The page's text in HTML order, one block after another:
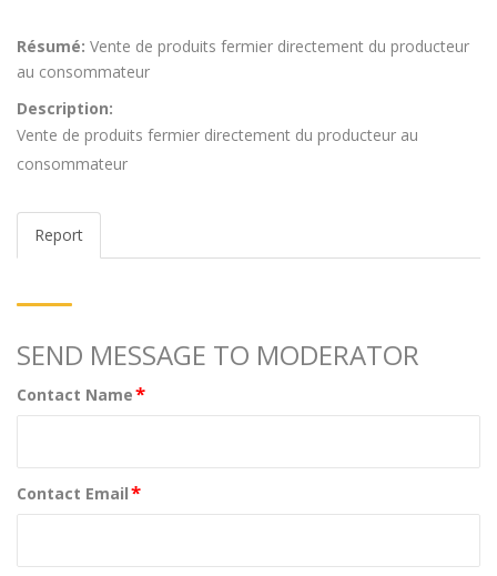
Résumé: Vente de produits fermier directement du producteur
au consommateur
Description:
Vente de produits fermier directement du producteur au
consommateur
Report
SEND MESSAGE TO MODERATOR
Contact Name*
Contact Email*